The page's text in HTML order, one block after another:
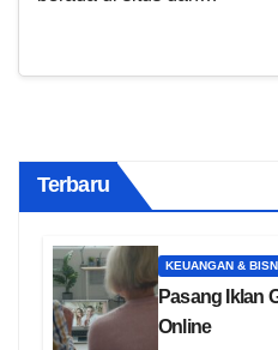
Terbaru
KEUANGAN &
Pasang Iklan
Online